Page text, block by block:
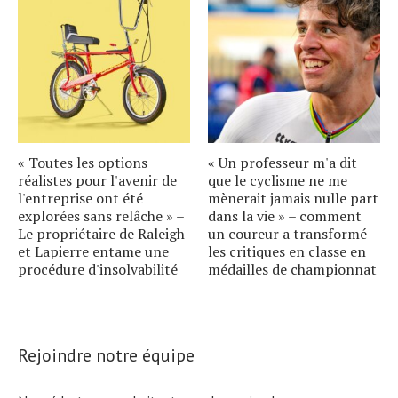
« Toutes les options
réalistes pour l'avenir de
l'entreprise ont été
explorées sans relâche » –
Le propriétaire de Raleigh
et Lapierre entame une
procédure d'insolvabilité
« Un professeur m'a dit
que le cyclisme ne me
mènerait jamais nulle part
dans la vie » – comment
un coureur a transformé
les critiques en classe en
médailles de championnat
Rejoindre notre équipe